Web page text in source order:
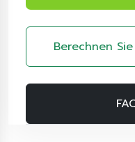
Berechnen